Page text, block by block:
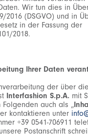
Wir tun dies in
2016 (DSGVO) und in
in der Fassung der
2018.
Ihrer Daten
der über
Interfashion S.p.A. mit
auch als „
kontaktieren unter
+39 0541-706911
Postanschrift